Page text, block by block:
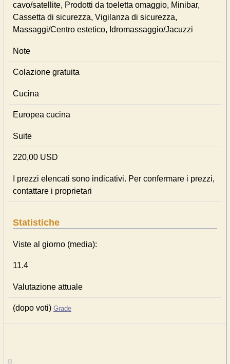
cavo/satellite, Prodotti da toeletta omaggio, Minibar,
Cassetta di sicurezza, Vigilanza di sicurezza,
Massaggi/Centro estetico, Idromassaggio/Jacuzzi
Note
Colazione gratuita
Cucina
Europea cucina
Suite
220,00 USD
I prezzi elencati sono indicativi. Per confermare i prezzi,
contattare i proprietari
Statistiche
Viste al giorno (media):
11.4
Valutazione attuale
(dopo voti) Grade